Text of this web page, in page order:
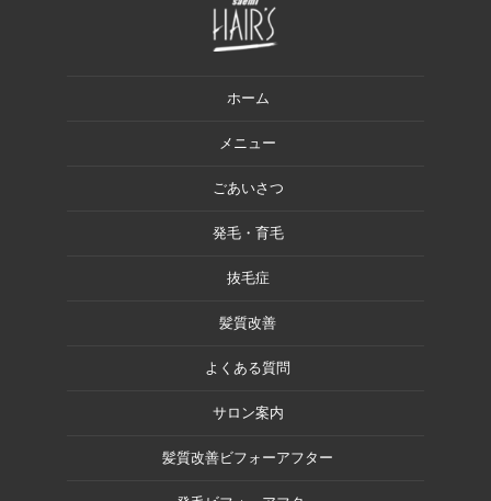
ホーム
メニュー
ごあいさつ
発毛・育毛
抜毛症
髪質改善
よくある質問
サロン案内
髪質改善ビフォーアフター